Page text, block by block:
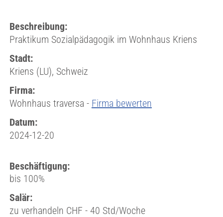
Beschreibung:
Praktikum Sozialpädagogik im Wohnhaus Kriens
Stadt:
Kriens (LU), Schweiz
Firma:
Wohnhaus traversa - Firma bewerten
Datum:
2024-12-20
Beschäftigung:
bis 100%
Salär:
zu verhandeln CHF - 40 Std/Woche